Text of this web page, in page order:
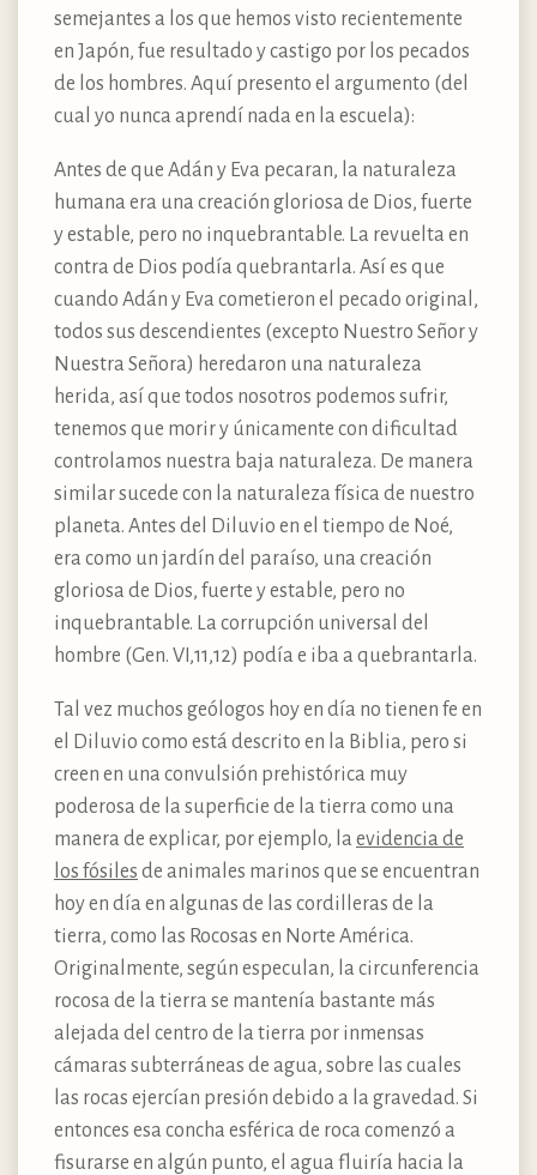
semejantes a los que hemos visto recientemente
en Japón, fue resultado y castigo por los pecados
de los hombres. Aquí presento el argumento (del
cual yo nunca aprendí nada en la escuela):
Antes de que Adán y Eva pecaran, la naturaleza
humana era una creación gloriosa de Dios, fuerte
y estable, pero no inquebrantable. La revuelta en
contra de Dios podía quebrantarla. Así es que
cuando Adán y Eva cometieron el pecado original,
todos sus descendientes (excepto Nuestro Señor y
Nuestra Señora) heredaron una naturaleza
herida, así que todos nosotros podemos sufrir,
tenemos que morir y únicamente con dificultad
controlamos nuestra baja naturaleza. De manera
similar sucede con la naturaleza física de nuestro
planeta. Antes del Diluvio en el tiempo de Noé,
era como un jardín del paraíso, una creación
gloriosa de Dios, fuerte y estable, pero no
inquebrantable. La corrupción universal del
hombre (Gen. VI,11,12) podía e iba a quebrantarla.
Tal vez muchos geólogos hoy en día no tienen fe en
el Diluvio como está descrito en la Biblia, pero si
creen en una convulsión prehistórica muy
poderosa de la superficie de la tierra como una
manera de explicar, por ejemplo, la evidencia de
los fósiles de animales marinos que se encuentran
hoy en día en algunas de las cordilleras de la
tierra, como las Rocosas en Norte América.
Originalmente, según especulan, la circunferencia
rocosa de la tierra se mantenía bastante más
alejada del centro de la tierra por inmensas
cámaras subterráneas de agua, sobre las cuales
las rocas ejercían presión debido a la gravedad. Si
entonces esa concha esférica de roca comenzó a
fisurarse en algún punto, el agua fluiría hacia la